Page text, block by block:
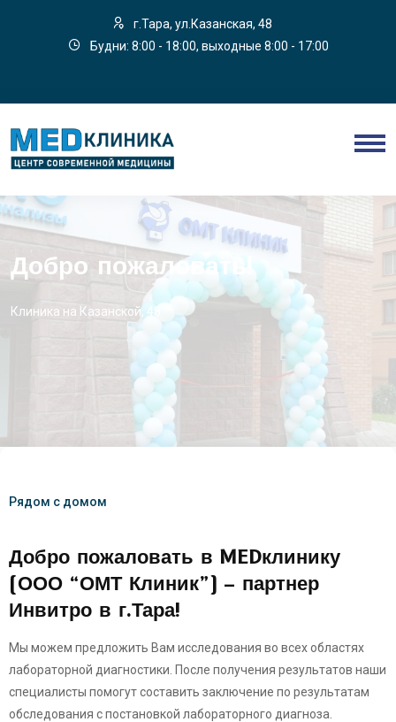
г.Тара, ул.Казанская, 48
Будни: 8:00 - 18:00, выходные 8:00 - 17:00
Добро пожаловать!
Клиника на Казанской, 48
Рядом с домом
Добро пожаловать в MEDклинику
(ООО “ОМТ Клиник”) – партнер
Инвитро в г.Тара!
Мы можем предложить Вам исследования во всех областях
лабораторной диагностики. После получения результатов наши
специалисты помогут составить заключение по результатам
обследования с постановкой лабораторного диагноза.